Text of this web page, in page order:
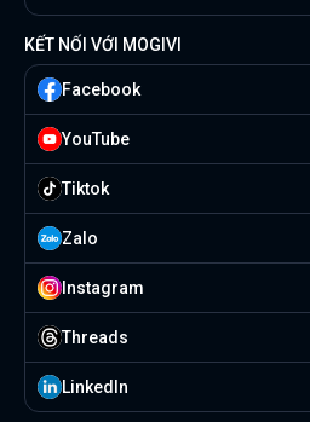
KẾT NỐI VỚI MOGIVI
Facebook
YouTube
Tiktok
Zalo
Instagram
Threads
Linkedln